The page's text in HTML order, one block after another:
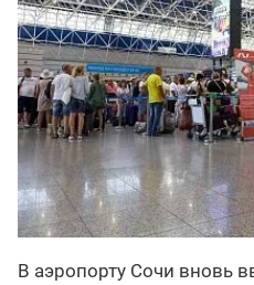
В аэропорту Сочи вновь